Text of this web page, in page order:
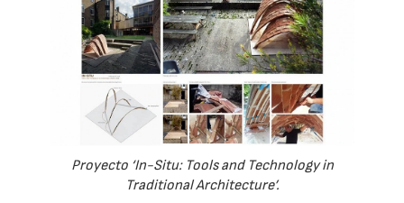
Proyecto ‘In-Situ: Tools and Technology in
Traditional Architecture’.